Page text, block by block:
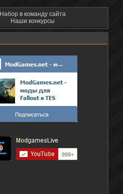
Набор в команду сайта
Наши конкурсы